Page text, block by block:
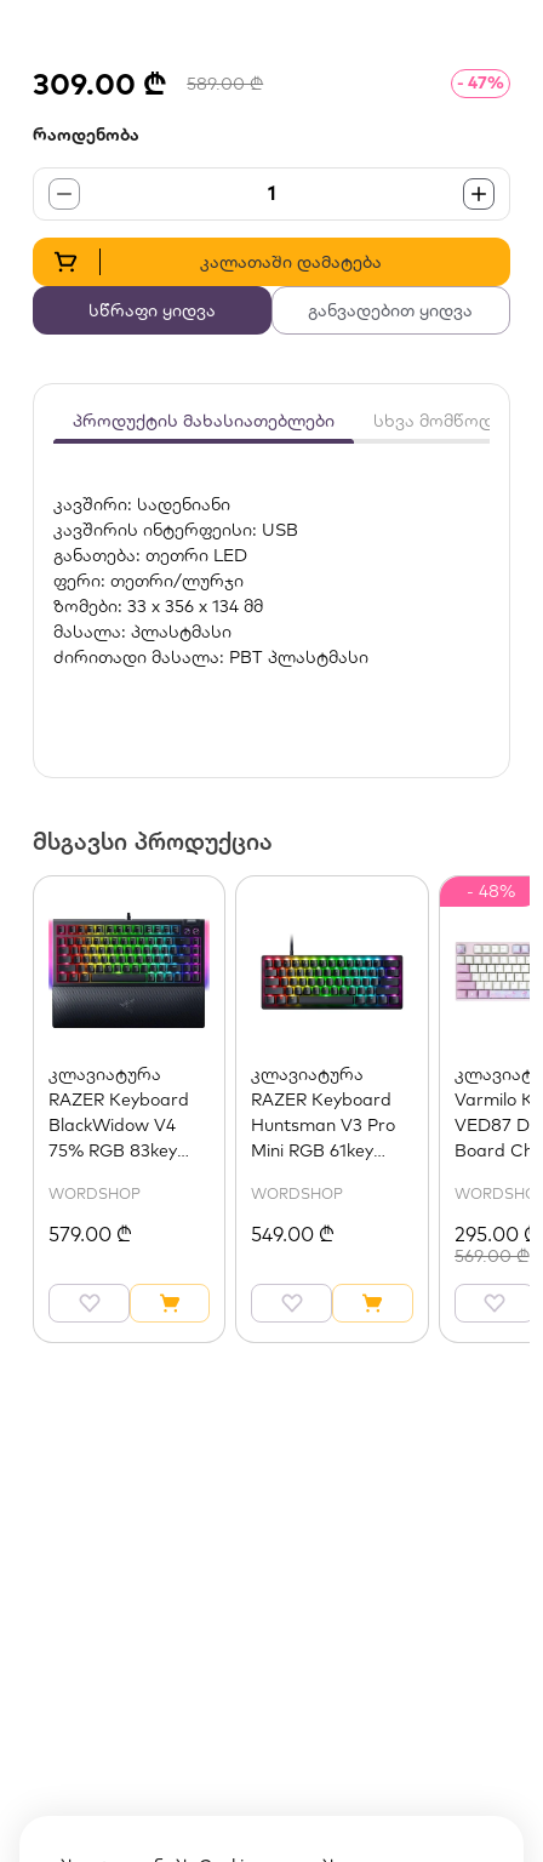
309.00 ₾ 589.00 ₾ - 47%
რაოდენობა
1
კალათაში დამატება
სწრაფი ყიდვა განვადებით ყიდვა
პროდუქტის მახასიათებლები სხვა
კავშირი: სადენიანი
კავშირის ინტერფეისი: USB
განათება: თეთრი LED
ფერი: თეთრი/ლურჯი
ზომები: 33 x 356 x 134 მმ
მასალა: პლასტმასი
ძირითადი მასალა: PBT პლასტმასი
მსგავსი პროდუქცია
კლავიატურა
RAZER Keyboard
BlackWidow V4
75% RGB 83key
Switch GEN-3 USB
EN, black
WORDSHOP
579.00 ₾
კლავიატურა
RAZER Keyboard
Huntsman V3 Pro
Mini RGB 61key
Switches USB-A
EN, black
WORDSHOP
549.00 ₾
- 48%
Varmilo
VED87
Board
295.00 ₾
569.00 ₾